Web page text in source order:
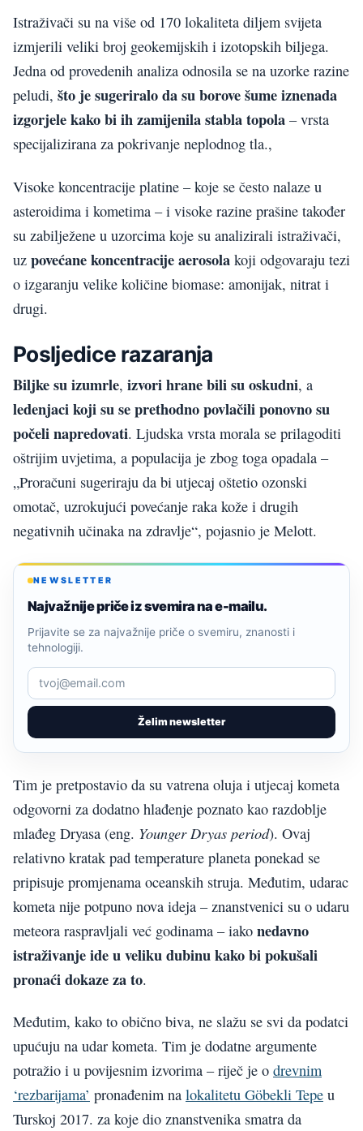
Istraživači su na više od 170 lokaliteta diljem svijeta
izmjerili veliki broj geokemijskih i izotopskih biljega.
Jedna od provedenih analiza odnosila se na uzorke razine
peludi, što je sugeriralo da su borove šume iznenada
izgorjele kako bi ih zamijenila stabla topola – vrsta
specijalizirana za pokrivanje neplodnog tla.,
Visoke koncentracije platine – koje se često nalaze u
asteroidima i kometima – i visoke razine prašine također
su zabilježene u uzorcima koje su analizirali istraživači,
uz povećane koncentracije aerosola koji odgovaraju tezi
o izgaranju velike količine biomase: amonijak, nitrat i
drugi.
Posljedice razaranja
Biljke su izumrle, izvori hrane bili su oskudni, a
ledenjaci koji su se prethodno povlačili ponovno su
počeli napredovati. Ljudska vrsta morala se prilagoditi
oštrijim uvjetima, a populacija je zbog toga opadala –
„Proračuni sugeriraju da bi utjecaj oštetio ozonski
omotač, uzrokujući povećanje raka kože i drugih
negativnih učinaka na zdravlje“, pojasnio je Melott.
NEWSLETTER
Najvažnije priče iz svemira na e-mailu.
Želim newsletter
Prijavite se za najvažnije priče o svemiru, znanosti i
tehnologiji.
Tim je pretpostavio da su vatrena oluja i utjecaj kometa
odgovorni za dodatno hlađenje poznato kao razdoblje
mlađeg Dryasa (eng. Younger Dryas period). Ovaj
relativno kratak pad temperature planeta ponekad se
pripisuje promjenama oceanskih struja. Međutim, udarac
kometa nije potpuno nova ideja – znanstvenici su o udaru
meteora raspravljali već godinama – iako nedavno
istraživanje ide u veliku dubinu kako bi pokušali
pronaći dokaze za to.
Međutim, kako to obično biva, ne slažu se svi da podatci
upućuju na udar kometa. Tim je dodatne argumente
potražio i u povijesnim izvorima – riječ je o drevnim
‘rezbarijama’ pronađenim na lokalitetu Göbekli Tepe u
Turskoj 2017. za koje dio znanstvenika smatra da